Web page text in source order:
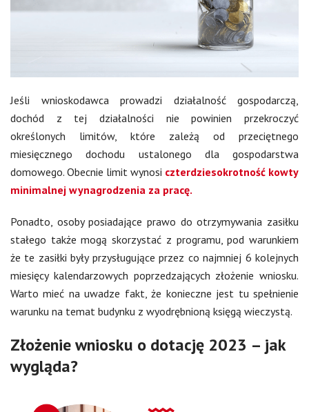
Jeśli wnioskodawca prowadzi działalność gospodarczą,
dochód z tej działalności nie powinien przekroczyć
określonych limitów, które zależą od przeciętnego
miesięcznego dochodu ustalonego dla gospodarstwa
domowego. Obecnie limit wynosi czterdziesokrotność kowty
minimalnej wynagrodzenia za pracę.
Ponadto, osoby posiadające prawo do otrzymywania zasiłku
stałego także mogą skorzystać z programu, pod warunkiem
że te zasiłki były przysługujące przez co najmniej 6 kolejnych
miesięcy kalendarzowych poprzedzających złożenie wniosku.
Warto mieć na uwadze fakt, że konieczne jest tu spełnienie
warunku na temat budynku z wyodrębnioną księgą wieczystą.
Złożenie wniosku o dotację 2023 – jak
wygląda?